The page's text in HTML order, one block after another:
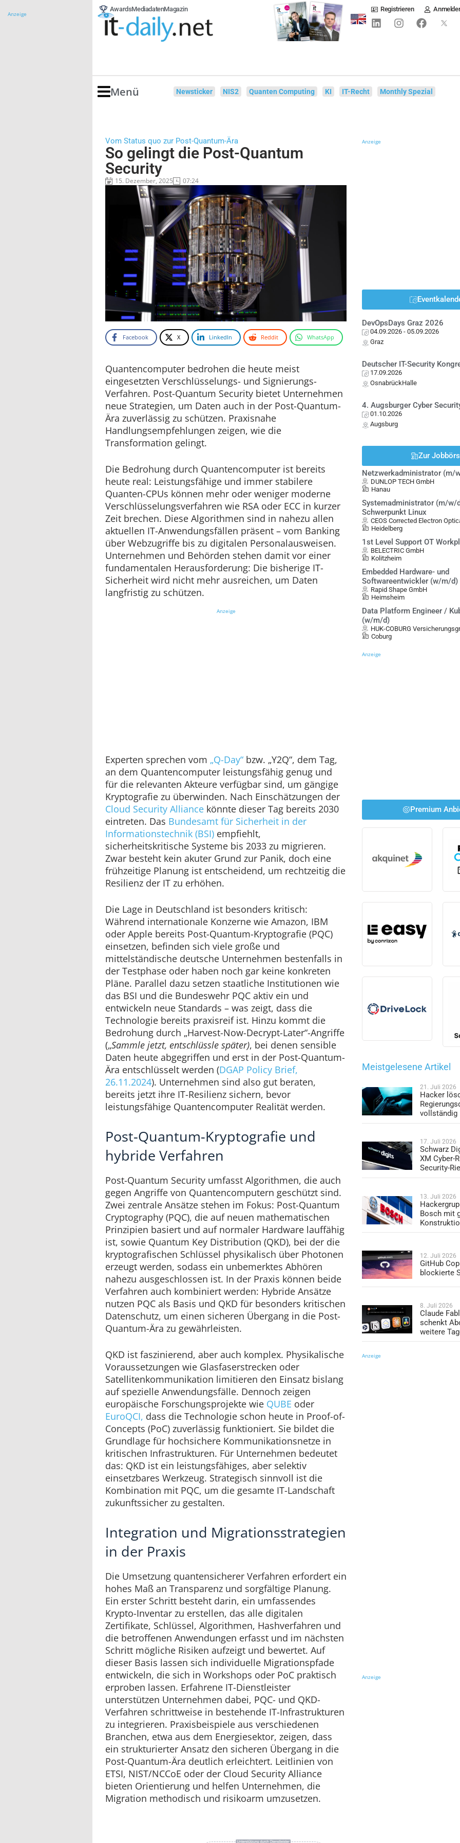
Anzeige
AwardsMediadatenMagazin Registrieren
Menü Newsticker NIS2 Quanten Computing KI IT-Recht Monthly Spezial
Vom Status quo zur Post-Quantum-Ära
So gelingt die Post-Quantum
Security
15. Dezember, 2025 07:24
Facebook X LinkedIn Reddit WhatsApp
Quantencomputer bedrohen die heute meist
eingesetzten Verschlüsselungs- und Signierungs-
Verfahren. Post-Quantum Security bietet Unternehmen
neue Strategien, um Daten auch in der Post-Quantum-
Ära zuverlässig zu schützen. Praxisnahe
Handlungsempfehlungen zeigen, wie die
Transformation gelingt.
Die Bedrohung durch Quantencomputer ist bereits
heute real: Leistungsfähige und immer stabilere
Quanten-CPUs können mehr oder weniger moderne
Verschlüsselungsverfahren wie RSA oder ECC in kurzer
Zeit brechen. Diese Algorithmen sind in nahezu allen
aktuellen IT-Anwendungsfällen präsent – vom Banking
über Webzugriffe bis zu digitalen Personalausweisen.
Unternehmen und Behörden stehen damit vor einer
fundamentalen Herausforderung: Die bisherige IT-
Sicherheit wird nicht mehr ausreichen, um Daten
langfristig zu schützen.
Anzeige
Experten sprechen vom „Q-Day“ bzw. „Y2Q“, dem Tag,
an dem Quantencomputer leistungsfähig genug und
für die relevanten Akteure verfügbar sind, um gängige
Kryptografie zu überwinden. Nach Einschätzungen der
Cloud Security Alliance könnte dieser Tag bereits 2030
eintreten. Das Bundesamt für Sicherheit in der
Informationstechnik (BSI) empfiehlt,
sicherheitskritische Systeme bis 2033 zu migrieren.
Zwar besteht kein akuter Grund zur Panik, doch eine
frühzeitige Planung ist entscheidend, um rechtzeitig die
Resilienz der IT zu erhöhen.
Die Lage in Deutschland ist besonders kritisch:
Während internationale Konzerne wie Amazon, IBM
oder Apple bereits Post-Quantum-Kryptografie (PQC)
einsetzen, befinden sich viele große und
mittelständische deutsche Unternehmen bestenfalls in
der Testphase oder haben noch gar keine konkreten
Pläne. Parallel dazu setzen staatliche Institutionen wie
das BSI und die Bundeswehr PQC aktiv ein und
entwickeln neue Standards – was zeigt, dass die
Technologie bereits praxisreif ist. Hinzu kommt die
Bedrohung durch „Harvest-Now-Decrypt-Later“-Angriffe
(„Sammle jetzt, entschlüssle später), bei denen sensible
Daten heute abgegriffen und erst in der Post-Quantum-
Ära entschlüsselt werden (DGAP Policy Brief,
26.11.2024). Unternehmen sind also gut beraten,
bereits jetzt ihre IT-Resilienz sichern, bevor
leistungsfähige Quantencomputer Realität werden.
Post-Quantum-Kryptografie und
hybride Verfahren
Post-Quantum Security umfasst Algorithmen, die auch
gegen Angriffe von Quantencomputern geschützt sind.
Zwei zentrale Ansätze stehen im Fokus: Post-Quantum
Cryptography (PQC), die auf neuen mathematischen
Prinzipien basiert und auf normaler Hardware lauffähig
ist, sowie Quantum Key Distribution (QKD), bei der die
kryptografischen Schlüssel physikalisch über Photonen
erzeugt werden, sodass ein unbemerktes Abhören
nahezu ausgeschlossen ist. In der Praxis können beide
Verfahren auch kombiniert werden: Hybride Ansätze
nutzen PQC als Basis und QKD für besonders kritischen
Datenschutz, um einen sicheren Übergang in die Post-
Quantum-Ära zu gewährleisten.
QKD ist faszinierend, aber auch komplex. Physikalische
Voraussetzungen wie Glasfaserstrecken oder
Satellitenkommunikation limitieren den Einsatz bislang
auf spezielle Anwendungsfälle. Dennoch zeigen
europäische Forschungsprojekte wie QUBE oder
EuroQCI, dass die Technologie schon heute in Proof-of-
Concepts (PoC) zuverlässig funktioniert. Sie bildet die
Grundlage für hochsichere Kommunikationsnetze in
kritischen Infrastrukturen. Für Unternehmen bedeutet
das: QKD ist ein leistungsfähiges, aber selektiv
einsetzbares Werkzeug. Strategisch sinnvoll ist die
Kombination mit PQC, um die gesamte IT-Landschaft
zukunftssicher zu gestalten.
Integration und Migrationsstrategien
in der Praxis
Die Umsetzung quantensicherer Verfahren erfordert ein
hohes Maß an Transparenz und sorgfältige Planung.
Ein erster Schritt besteht darin, ein umfassendes
Krypto-Inventar zu erstellen, das alle digitalen
Zertifikate, Schlüssel, Algorithmen, Hashverfahren und
die betroffenen Anwendungen erfasst und im nächsten
Schritt mögliche Risiken aufzeigt und bewertet. Auf
dieser Basis lassen sich individuelle Migrationspfade
entwickeln, die sich in Workshops oder PoC praktisch
erproben lassen. Erfahrene IT-Dienstleister
unterstützen Unternehmen dabei, PQC- und QKD-
Verfahren schrittweise in bestehende IT-Infrastrukturen
zu integrieren. Praxisbeispiele aus verschiedenen
Branchen, etwa aus dem Energiesektor, zeigen, dass
ein strukturierter Ansatz den sicheren Übergang in die
Post-Quantum-Ära deutlich erleichtert. Leitlinien von
ETSI, NIST/NCCoE oder der Cloud Security Alliance
bieten Orientierung und helfen Unternehmen, die
Migration methodisch und risikoarm umzusetzen.
Anzeige
DevOpsDays Graz 2026
04.09.2026 - 05.09.2026
Graz
Deutscher IT-Security
17.09.2026
OsnabrückHalle
4. Augsburger Cyber
01.10.2026
Augsburg
Zur
Netzwerkadministrator (m/
DUNLOP TECH GmbH
Hanau
Systemadministrator (m/w/
Schwerpunkt Linux
CEOS Corrected Electron
Heidelberg
1st Level Support OT
BELECTRIC GmbH
Kolitzheim
Embedded Hardware- und
Softwareentwickler (w/m/d)
Rapid Shape GmbH
Heimsheim
Data Platform Engineer /
(w/m/d)
HUK-COBURG
Coburg
Anzeige
Premium
Meistgelesene Artikel
21. Juli 2026
Hacker
vollständig
17. Juli 2026
Schwarz
XM Cyber-
Security-
13. Juli 2026
Bosch mit
12. Juli 2026
GitHub
blockierte
8. Juli 2026
Claude
schenkt
weitere
Anzeige
Anzeige